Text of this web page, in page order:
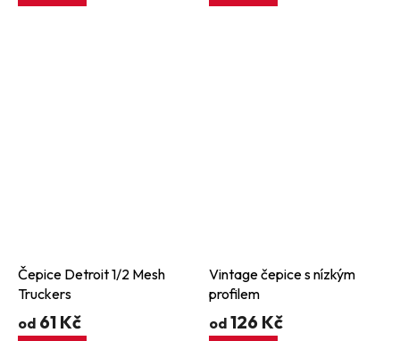
Čepice Detroit 1/2 Mesh
Truckers
od 61 Kč
Vintage čepice s nízkým
profilem
od 126 Kč